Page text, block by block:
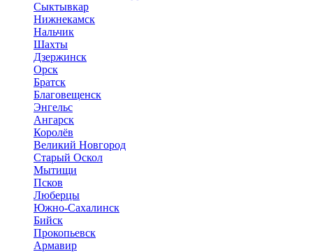
Сыктывкар
Нижнекамск
Нальчик
Шахты
Дзержинск
Орск
Братск
Благовещенск
Энгельс
Ангарск
Королёв
Великий Новгород
Старый Оскол
Мытищи
Псков
Люберцы
Южно-Сахалинск
Бийск
Прокопьевск
Армавир